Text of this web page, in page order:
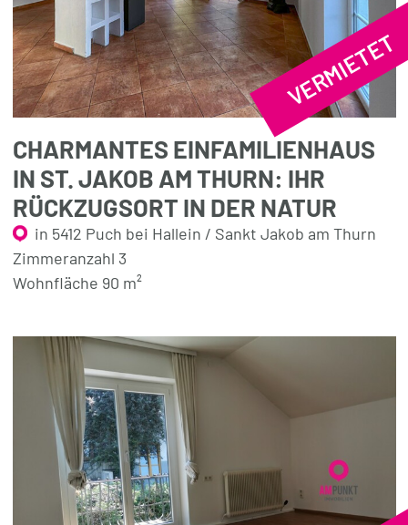
VERMIETET
CHARMANTES EINFAMILIENHAUS
IN ST. JAKOB AM THURN: IHR
RÜCKZUGSORT IN DER NATUR
in 5412 Puch bei Hallein / Sankt Jakob am Thurn
Zimmeranzahl 3
Wohnfläche 90 m²